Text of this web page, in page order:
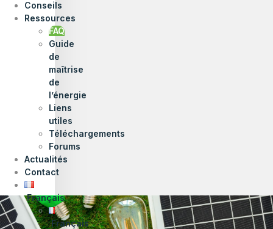
Conseils
Ressources
FAQ
Guide
de
maîtrise
de
l’énergie
Liens
utiles
Téléchargements
Forums
Actualités
Contact
Français
Français